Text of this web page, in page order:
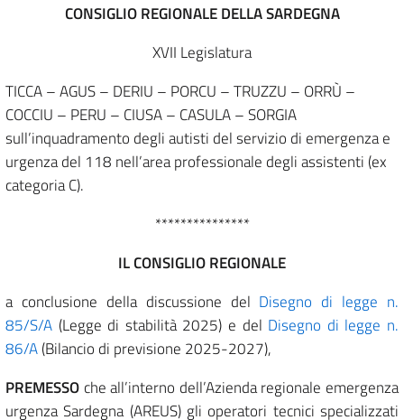
CONSIGLIO REGIONALE DELLA SARDEGNA
XVII Legislatura
TICCA – AGUS – DERIU – PORCU – TRUZZU – ORRÙ –
COCCIU – PERU – CIUSA – CASULA – SORGIA
sull’inquadramento degli autisti del servizio di emergenza e
urgenza del 118 nell’area professionale degli assistenti (ex
categoria C).
***************
IL CONSIGLIO REGIONALE
a conclusione della discussione del Disegno di legge n.
85/S/A (Legge di stabilità 2025) e del Disegno di legge n.
86/A(Bilancio di previsione 2025-2027),
PREMESSO che all’interno dell’Azienda regionale emergenza
urgenza Sardegna (AREUS) gli operatori tecnici specializzati